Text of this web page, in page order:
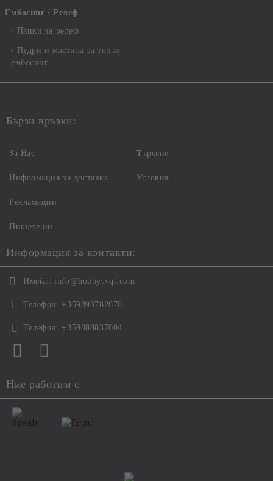
Ембосинг / Релеф
Папки за релеф
Пудри и мастила за топъл
ембосинг
Бързи връзки:
За Нас
Информация за доставка
Рекламации
Пишете ни
Търсене
Условия
Информация за контакти:
Имейл: info@hobbysvqt.com
Телефон: +359893782676
Телефон: +359888837004
Ние работим с